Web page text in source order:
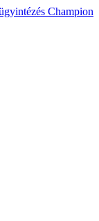
Champion